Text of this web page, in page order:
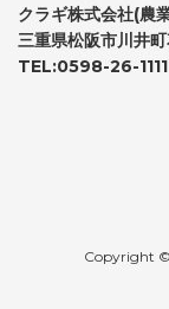
クラギ株式会社(農
三重県松阪市川井
TEL:0598-26-1111
Copyright ©